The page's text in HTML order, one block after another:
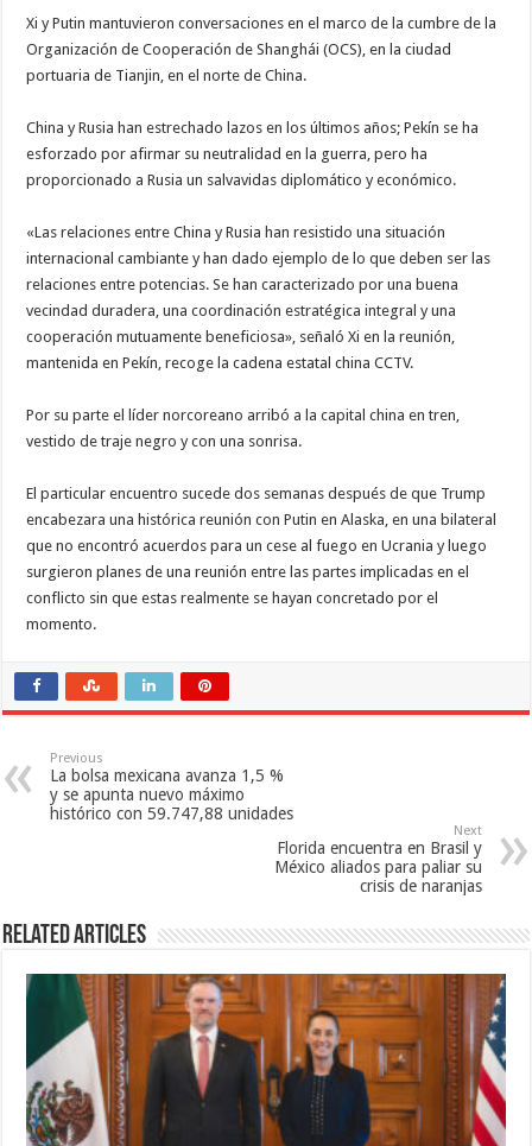
Xi y Putin mantuvieron conversaciones en el marco de la cumbre de la
Organización de Cooperación de Shanghái (OCS), en la ciudad
portuaria de Tianjin, en el norte de China.
China y Rusia han estrechado lazos en los últimos años; Pekín se ha
esforzado por afirmar su neutralidad en la guerra, pero ha
proporcionado a Rusia un salvavidas diplomático y económico.
«Las relaciones entre China y Rusia han resistido una situación
internacional cambiante y han dado ejemplo de lo que deben ser las
relaciones entre potencias. Se han caracterizado por una buena
vecindad duradera, una coordinación estratégica integral y una
cooperación mutuamente beneficiosa», señaló Xi en la reunión,
mantenida en Pekín, recoge la cadena estatal china CCTV.
Por su parte el líder norcoreano arribó a la capital china en tren,
vestido de traje negro y con una sonrisa.
El particular encuentro sucede dos semanas después de que Trump
encabezara una histórica reunión con Putin en Alaska, en una bilateral
que no encontró acuerdos para un cese al fuego en Ucrania y luego
surgieron planes de una reunión entre las partes implicadas en el
conflicto sin que estas realmente se hayan concretado por el
momento.
Previous
La bolsa mexicana avanza 1,5 %
y se apunta nuevo máximo
histórico con 59.747,88 unidades
Next
Florida encuentra en Brasil y
México aliados para paliar su
crisis de naranjas
Related Articles